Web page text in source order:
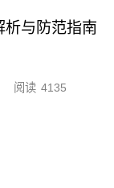
析与防范指南
阅读 4135